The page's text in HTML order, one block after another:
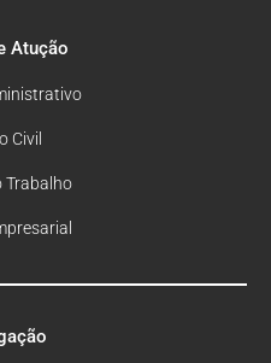
Atução
Civil
Trabalho